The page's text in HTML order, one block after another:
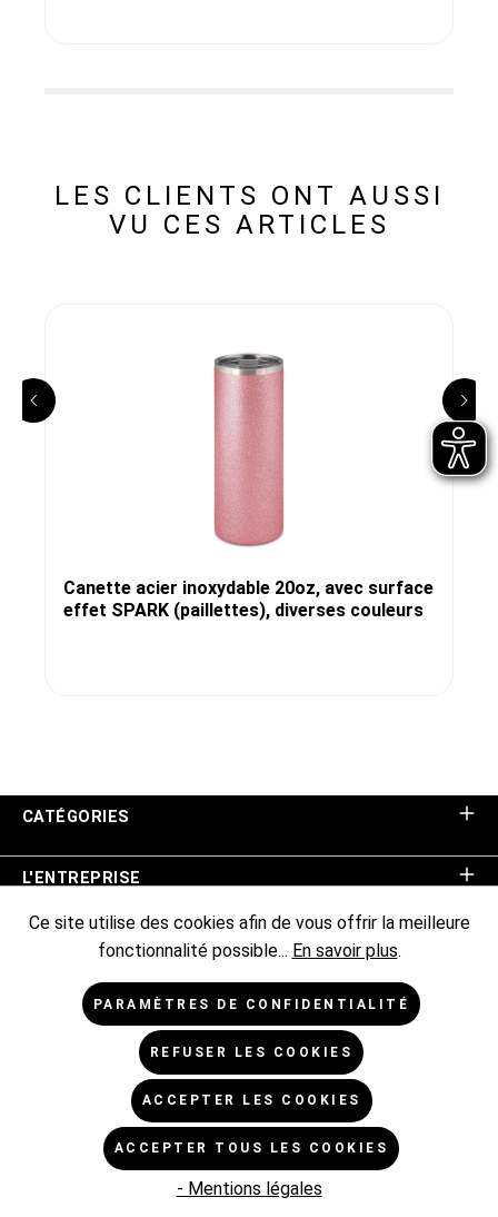
LES CLIENTS ONT AUSSI
VU CES ARTICLES
Canette acier inoxydable 20oz, avec surface
effet SPARK (paillettes), diverses couleurs
CATÉGORIES
L'ENTREPRISE
ASSISTANCE BOUTIQUE
INFORMATIONS
* Tous les prix sont hors TVA TVA majorée de,
d'expédition de
et frais de livraison éventuels, sauf indication
contraire.
Ce site utilise des cookies afin de vous offrir la meilleure
fonctionnalité possible... En savoir plus.
PARAMÈTRES DE CONFIDENTIALITÉ
REFUSER LES COOKIES
ACCEPTER LES COOKIES
ACCEPTER TOUS LES COOKIES
- Mentions légales